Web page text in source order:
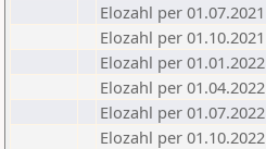
Elozahl per 01.07.2021
Elozahl per 01.10.2021
Elozahl per 01.01.2022
Elozahl per 01.04.2022
Elozahl per 01.07.2022
Elozahl per 01.10.2022